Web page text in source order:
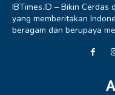
IBTimes.ID – Bikin Cerdas
yang memberitakan
beragam dan berupaya